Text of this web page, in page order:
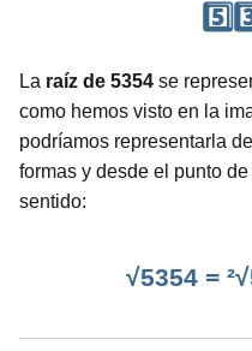
La raíz de 5354 se
como hemos visto en la
podríamos representarla
formas y desde el punto
sentido:
√5354 =